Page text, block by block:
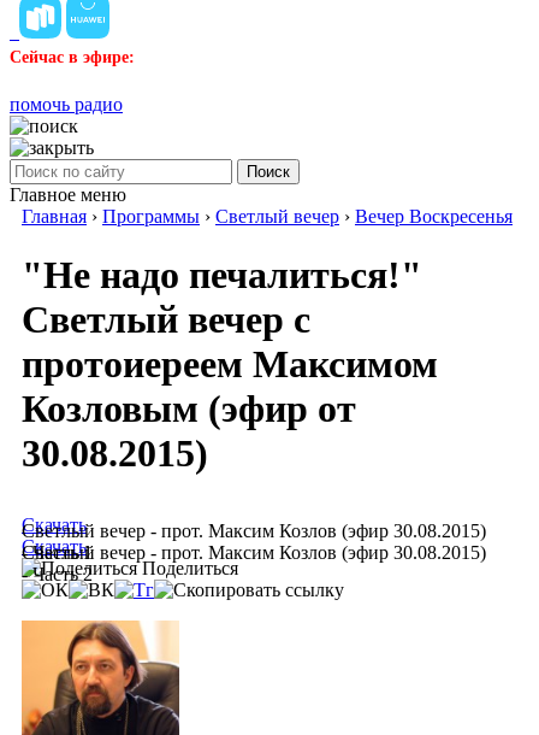
Сейчас в эфире:
помочь радио
Поиск
Главное меню
Главная › Программы › Светлый вечер › Вечер Воскресенья
"Не надо печалиться!"
Светлый вечер с
протоиереем Максимом
Козловым (эфир от
30.08.2015)
Светлый вечер - прот. Максим Козлов (эфир 30.08.2015)
- Часть 1
Скачать
Светлый вечер - прот. Максим Козлов (эфир 30.08.2015)
- Часть 2
Скачать
Поделиться